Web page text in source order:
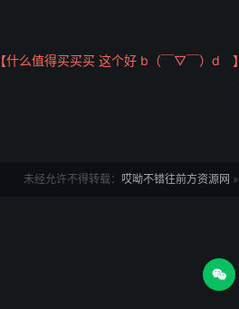
【什么值得买买买 这个好 b（￣▽￣）d 】
未经允许不得转载： 哎呦不错往前方资源网 »
